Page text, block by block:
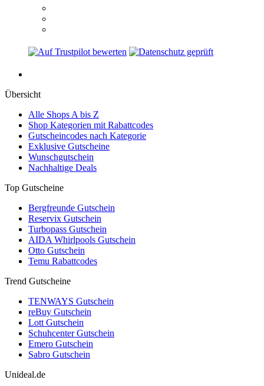
Übersicht
Alle Shops A bis Z
Shop Kategorien mit Rabattcodes
Gutscheincodes nach Kategorie
Exklusive Gutscheine
Wunschgutschein
Nachhaltige Deals
Top Gutscheine
Bergfreunde Gutschein
Reservix Gutschein
Turbopass Gutschein
AIDA Whirlpools Gutschein
Otto Gutschein
Temu Rabattcodes
Trend Gutscheine
TENWAYS Gutschein
reBuy Gutschein
Lott Gutschein
Schuhcenter Gutschein
Emero Gutschein
Sabro Gutschein
Unideal.de